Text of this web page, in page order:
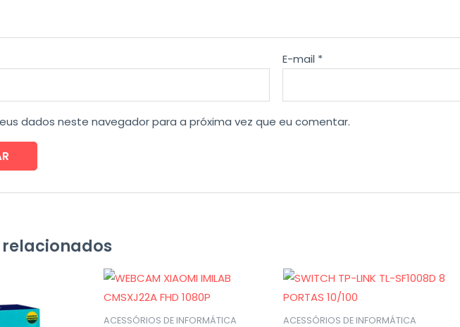
E-mail *
dados neste navegador para a próxima vez que eu comentar.
ACESSÓRIOS DE INFORMÁTICA ACESSÓRIOS DE INFORMÁTICA